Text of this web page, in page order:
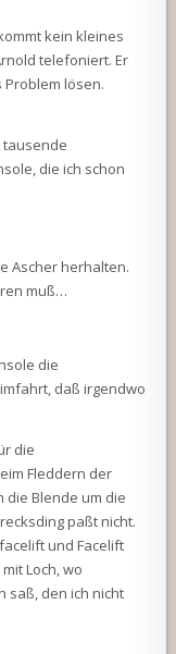
kein kleines
telefoniert. Er
Problem lösen.
tausende
die ich schon
Ascher herhalten.
muß…
die
daß irgendwo
die
Fleddern der
die Blende um die
paßt nicht.
und Facelift
Loch, wo
saß, den ich nicht